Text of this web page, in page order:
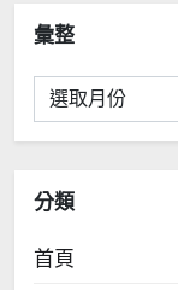
彙整
彙
整
分類
首頁